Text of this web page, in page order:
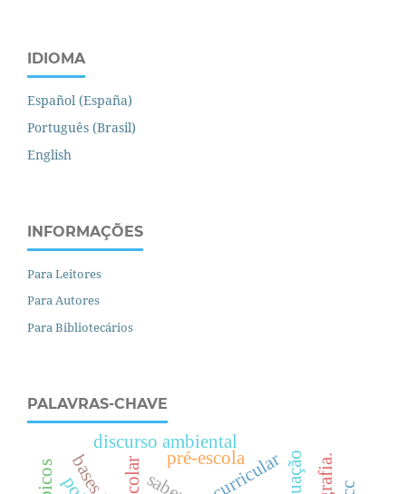
IDIOMA
Español (España)
Português (Brasil)
English
INFORMAÇÕES
Para Leitores
Para Autores
Para Bibliotecários
PALAVRAS-CHAVE
discurso ambiental
pré-escola